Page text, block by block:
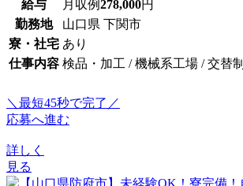
給与 月収例278,000円
勤務地
山口県 下関市
寮・社宅 あり
仕事内容 検品・加工 / 機械系工場 / 交替制
＼最短45秒で完了／
応募へ進む
詳しく
見る